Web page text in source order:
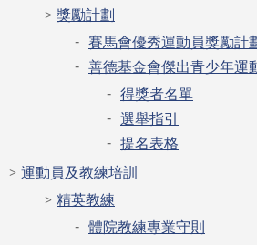
獎勵計劃
賽馬會優秀運動員獎勵計
善德基金會傑出青少年運
得獎者名單
選舉指引
提名表格
運動員及教練培訓
精英教練
體院教練專業守則